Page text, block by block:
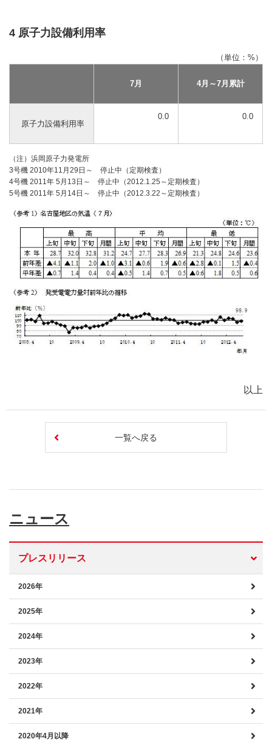
4 原子力設備利用率
（単位：%）
7月 4月～7月累計
原子力設備利用率
0.0 0.0
（注）浜岡原子力発電所
3号機 2010年11月29日～ 停止中（定期検査）
4号機 2011年 5月13日～ 停止中（2012.1.25～定期検査）
5号機 2011年 5月14日～ 停止中（2012.3.22～定期検査）
以上
一覧へ戻る
ニュース
プレスリリース
2026年
2025年
2024年
2023年
2022年
2021年
2020年4月以降